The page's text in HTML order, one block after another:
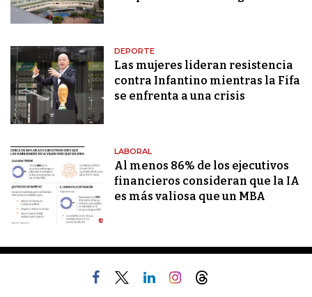
DEPORTE
Las mujeres lideran resistencia
contra Infantino mientras la Fifa
se enfrenta a una crisis
LABORAL
Al menos 86% de los ejecutivos
financieros consideran que la IA
es más valiosa que un MBA